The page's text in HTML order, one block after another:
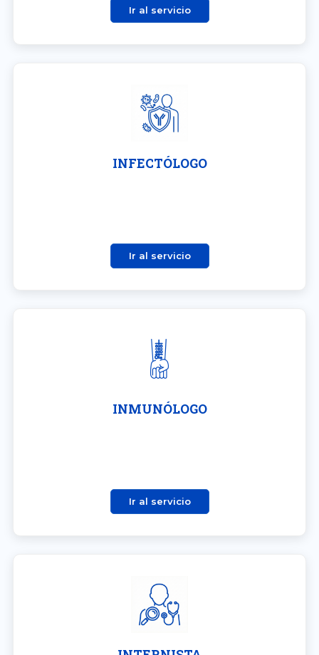
Ir al servicio
INFECTÓLOGO
Ir al servicio
INMUNÓLOGO
Ir al servicio